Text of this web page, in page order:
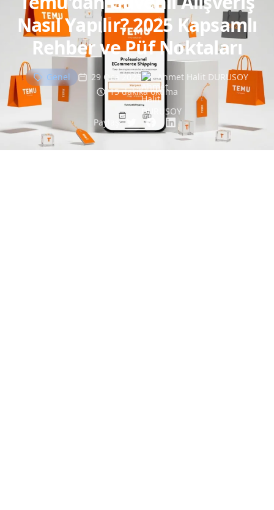
Nasıl Yapılır? 2025 Kapsamlı
Rehber ve Püf Noktaları
Genel 29 Oca 2025
Ahmet Halit DURUSOY
15 dakika okuma
Paylaş: